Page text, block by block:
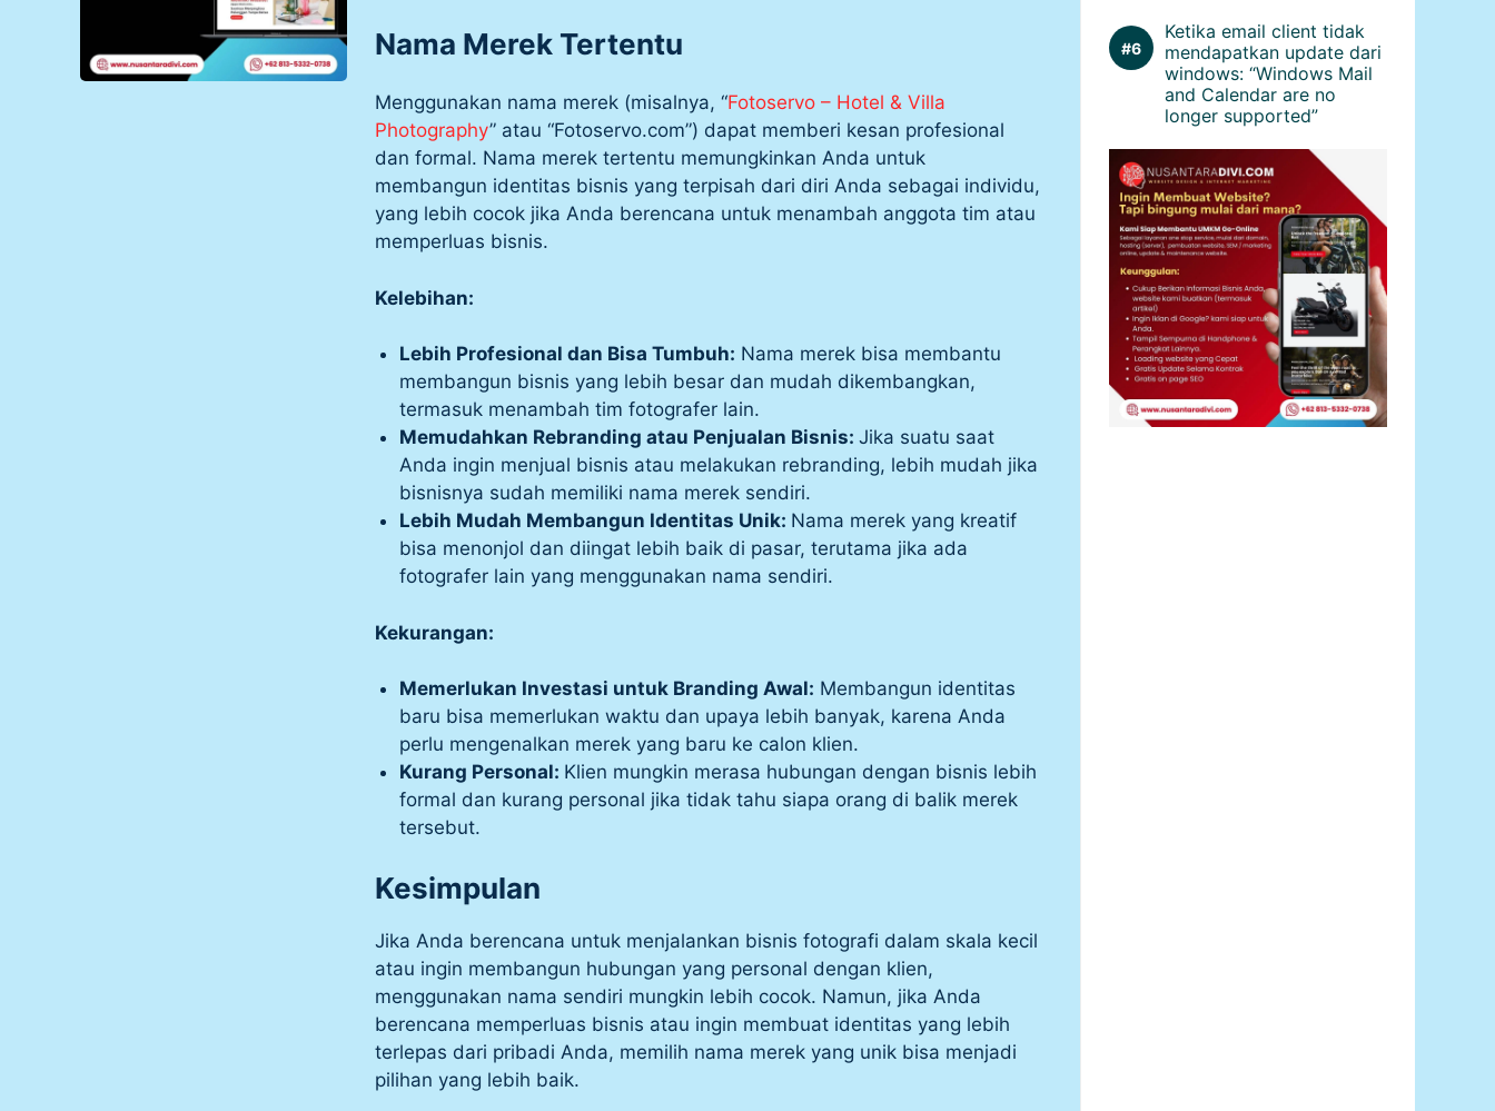
Nama Merek Tertentu
Menggunakan nama merek (misalnya, “Fotoservo – Hotel & Villa
Photography” atau “Fotoservo.com”) dapat memberi kesan profesional
dan formal. Nama merek tertentu memungkinkan Anda untuk
membangun identitas bisnis yang terpisah dari diri Anda sebagai individu,
yang lebih cocok jika Anda berencana untuk menambah anggota tim atau
memperluas bisnis.
Kelebihan:
Lebih Profesional dan Bisa Tumbuh: Nama merek bisa membantu
membangun bisnis yang lebih besar dan mudah dikembangkan,
termasuk menambah tim fotografer lain.
Memudahkan Rebranding atau Penjualan Bisnis:Jika suatu saat
Anda ingin menjual bisnis atau melakukan rebranding, lebih mudah jika
bisnisnya sudah memiliki nama merek sendiri.
Lebih Mudah Membangun Identitas Unik: Nama merek yang kreatif
bisa menonjol dan diingat lebih baik di pasar, terutama jika ada
fotografer lain yang menggunakan nama sendiri.
Kekurangan:
Memerlukan Investasi untuk Branding Awal: Membangun identitas
baru bisa memerlukan waktu dan upaya lebih banyak, karena Anda
perlu mengenalkan merek yang baru ke calon klien.
Kurang Personal: Klien mungkin merasa hubungan dengan bisnis lebih
formal dan kurang personal jika tidak tahu siapa orang di balik merek
tersebut.
Kesimpulan
Jika Anda berencana untuk menjalankan bisnis fotografi dalam skala kecil
atau ingin membangun hubungan yang personal dengan klien,
menggunakan nama sendiri mungkin lebih cocok. Namun, jika Anda
berencana memperluas bisnis atau ingin membuat identitas yang lebih
terlepas dari pribadi Anda, memilih nama merek yang unik bisa menjadi
pilihan yang lebih baik.
Ketika email client tidak
mendapatkan update dari
windows: “Windows Mail
and Calendar are no
longer supported”